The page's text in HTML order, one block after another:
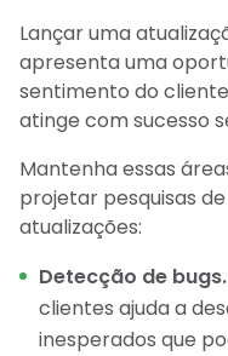
Lançar uma
apresenta uma
sentimento do
atinge com sucesso
Mantenha essas
projetar pesquisas
atualizações:
Detecção de bugs.
clientes ajuda a
inesperados que